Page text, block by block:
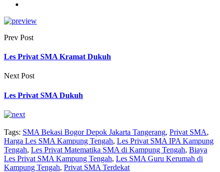
Prev Post
Les Privat SMA Kramat Dukuh
Next Post
Les Privat SMA Dukuh
Tags: SMA Bekasi Bogor Depok Jakarta Tangerang, Privat SMA,
Harga Les SMA Kampung Tengah, Les Privat SMA IPA Kampung
Tengah, Les Privat Matematika SMA di Kampung Tengah, Biaya
Les Privat SMA Kampung Tengah, Les SMA Guru Kerumah di
Kampung Tengah, Privat SMA Terdekat